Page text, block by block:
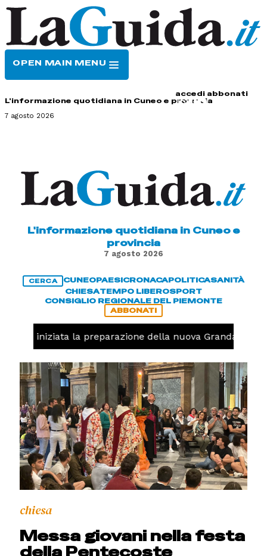
OPEN MAIN MENU
accedi abbonati
L'informazione quotidiana in Cuneo e provincia
7 agosto 2026
L'informazione quotidiana in Cuneo e
provincia
7 agosto 2026
CERCA CUNEOPAESICRONACAPOLITICASANITÀ
CHIESATEMPO LIBEROSPORT
CONSIGLIO REGIONALE DEL PIEMONTE
ABBONATI
iniziata la preparazione della nuova Granda Volley
chiesa
Messa giovani nella festa
della Pentecoste